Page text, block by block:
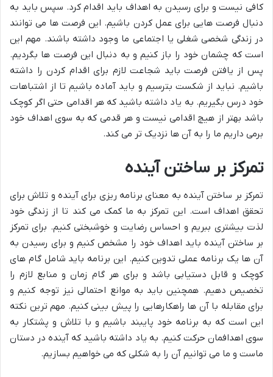
کافی نیست و برای رسیدن به اهداف باید اقدام کرد. سپس باید به
دنبال فرصت هایی برای عمل کردن باشیم. این فرصت ها می توانند
در زندگی شخصی شغلی یا اجتماعی ما وجود داشته باشند. مهم این
است که چشمان خود را باز کنیم و به دنبال این فرصت ها بگردیم.
پس از یافتن فرصت باید شجاعت لازم برای اقدام کردن را داشته
باشیم. نباید از شکست بترسیم و باید آماده باشیم تا از اشتباهات
خود درس بگیریم. به یاد داشته باشید که هر اقدامی حتی اگر کوچک
باشد بهتر از هیچ اقدامی نیست و هر قدمی که به سوی اهداف خود
برمی داریم ما را به آن ها نزدیک تر می کند.
تمرکز بر ساختن آینده
تمرکز بر ساختن آینده به معنای برنامه ریزی برای آینده و تلاش برای
تحقق اهداف است. این تمرکز به ما کمک می کند تا از زندگی خود
لذت بیشتری ببریم و احساس رضایت و خوشبختی کنیم. برای تمرکز
بر ساختن آینده باید اهداف خود را مشخص کنیم و برای رسیدن به
آن ها یک برنامه عملی تدوین کنیم. این برنامه باید شامل گام های
کوچک و قابل دستیابی باشد و برای هر گام زمان و منابع لازم را
تخصیص دهیم. همچنین باید به موانع احتمالی نیز توجه کنیم و
برای مقابله با آن ها راهکارهایی را پیش بینی کنیم. مهم ترین نکته
این است که به برنامه خود پایبند باشیم و با تلاش و پشتکار به
سوی اهدافمان حرکت کنیم. به یاد داشته باشید که آینده در دستان
ماست و ما می توانیم آن را به شکلی که می خواهیم بسازیم.